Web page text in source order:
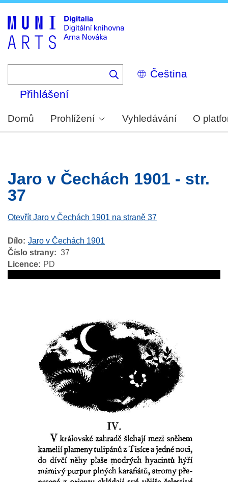
Select
your
Přihlášení
Domů Prohlížení Vyhledávání O
Jaro v Čechách 1901 - str.
37
Otevřít Jaro v Čechách 1901 na straně 37
Dílo Jaro v Čechách 1901
Číslo strany
37
Licence
PD